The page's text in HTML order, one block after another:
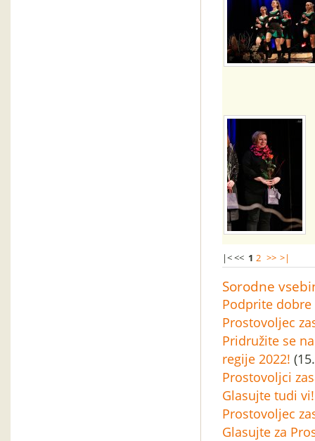
|< << 1 2 >> >|
Sorodne
Podprite dobre
Prostovoljec
Pridružite se
regije 2022!
Prostovoljci
Glasujte tudi
Prostovoljec
Glasujte za